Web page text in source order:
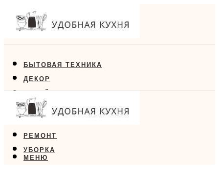
БЫТОВАЯ ТЕХНИКА
ДЕКОР
ДИЗАЙН
ЕДА
РЕМОНТ
УБОРКА
МЕНЮ